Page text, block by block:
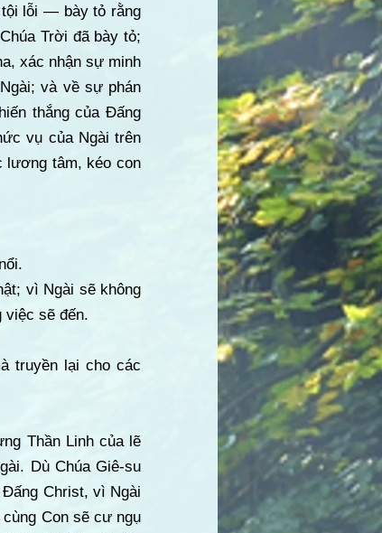
tội lỗi — bày tỏ rằng
Trời đã bày tỏ;
xác nhận sự minh
và về sự phán
thắng của Đấng
vụ của Ngài trên
lương tâm, kéo con
vì Ngài sẽ không
việc sẽ đến.
truyền lại cho các
Thần Linh của lẽ
Dù Chúa Giê-su
Đấng Christ, vì Ngài
Con sẽ cư ngụ